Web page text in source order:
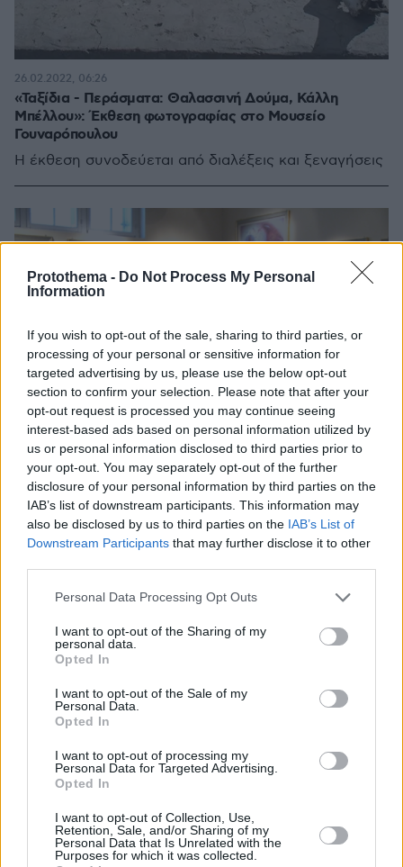
Protothema - Do Not Process My Personal
Information
If you wish to opt-out of the sale, sharing to third parties, or
processing of your personal or sensitive information for
targeted advertising by us, please use the below opt-out
section to confirm your selection. Please note that after your
opt-out request is processed you may continue seeing
interest-based ads based on personal information utilized by
us or personal information disclosed to third parties prior to
your opt-out. You may separately opt-out of the further
disclosure of your personal information by third parties on the
IAB’s list of downstream participants. This information may
also be disclosed by us to third parties on the IAB’s List of
Downstream Participants that may further disclose it to other
Please note that this website/app uses one or more Google
not limited to your visit or usage behaviour. You may click to
grant or deny consent to Google and its third-party tags to
use your data for below specified purposes in below Google
consent section.
Personal Data Processing Opt Outs
I want to opt-out of the Sharing of my
personal data.
Opted In
I want to opt-out of the Sale of my
Personal Data.
Opted In
I want to opt-out of processing my
Personal Data for Targeted Advertising.
Opted In
I want to opt-out of Collection, Use,
Retention, Sale, and/or Sharing of my
Personal Data that Is Unrelated with the
Purposes for which it was collected.
«Ταξίδια - Περάσματα: Θαλασσινή Δούμα, Κάλλη
Μπέλλου»: Έκθεση φωτογραφίας στο Μουσείο
Γουναρόπουλου
Η έκθεση συνοδεύεται από διαλέξεις και ξεναγήσεις
26.02.2022, 06:26
αφορμή την Παγκόσμια Ημέρα Μουσείων
Δείτε το πρόγραμμα και πώς μπορείτε να το
παρακολουθήσετε
10.05.2021, 06:29